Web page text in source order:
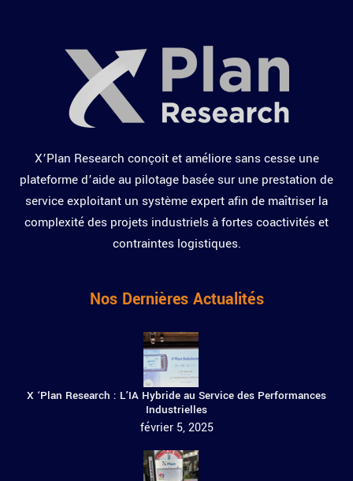
X’Plan Research conçoit et améliore sans cesse une
plateforme d’aide au pilotage basée sur une prestation de
service exploitant un système expert afin de maîtriser la
complexité des projets industriels à fortes coactivités et
contraintes logistiques.
Nos Dernières Actualités
X ‘Plan Research : L’IA Hybride au Service des Performances
Industrielles
février 5, 2025